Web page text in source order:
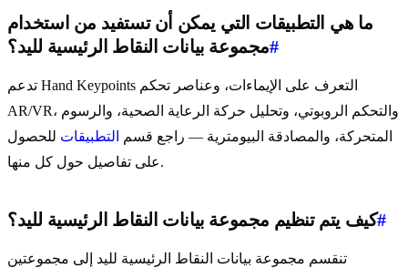
ما هي التطبيقات التي يمكن أن تستفيد من استخدام
مجموعة بيانات النقاط الرئيسية لليد؟#
تدعم Hand Keypoints التعرف على الإيماءات، وعناصر تحكم
AR/VR، والتحكم الروبوتي، وتحليل حركة الرعاية الصحية، والرسوم
المتحركة، والمصادقة البيومترية — راجع قسم التطبيقات للحصول
على تفاصيل حول كل منها.
كيف يتم تنظيم مجموعة بيانات النقاط الرئيسية لليد؟#
تنقسم مجموعة بيانات النقاط الرئيسية لليد إلى مجموعتين